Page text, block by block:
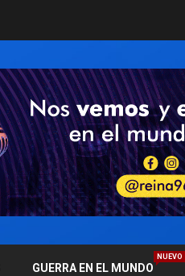
GUERRA EN EL MUNDO
NUEVO